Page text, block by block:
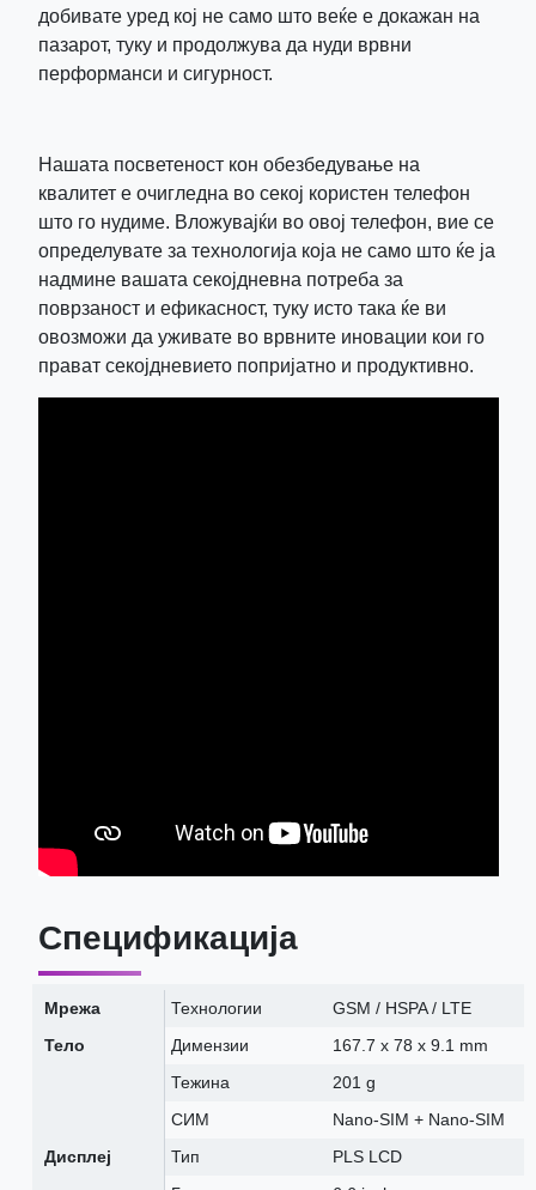
добивате уред кој не само што веќе е докажан на
пазарот, туку и продолжува да нуди врвни
перформанси и сигурност.
Нашата посветеност кон обезбедување на
квалитет е очигледна во секој користен телефон
што го нудиме. Вложувајќи во овој телефон, вие се
определувате за технологија која не само што ќе ја
надмине вашата секојдневна потреба за
поврзаност и ефикасност, туку исто така ќе ви
овозможи да уживате во врвните иновации кои го
прават секојдневието попријатно и продуктивно.
Спецификација
Мрежа Технологии
GSM / HSPA / LTE
Тело
Димензии
167.7 x 78 x 9.1 mm
Тежина
201 g
СИМ
Nano-SIM + Nano-SIM
Дисплеј
Тип
PLS LCD